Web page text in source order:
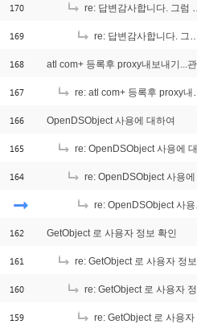
170 re: 답변감사합니다. 그럼 한가지 더 질문이 있습니다.
169 re: 답변감사합니다. 그럼 한가지 더 질문이 있습니다.
168
167 re: atl com+ 등록후 proxy내보내기...관련해서요.
166 OpenDSObject 사용에 대하여
165 re: OpenDSObject 사용에 대하여
164 re: OpenDSObject 사용에 대하여
re: OpenDSObject 사용에 대하여
162 GetObject 로 사용자 정보 확인
161 re: GetObject 로 사용자 정보 확인
160 re: GetObject 로 사용자 정보 확인
159 re: GetObject 로 사용자 정보 확인